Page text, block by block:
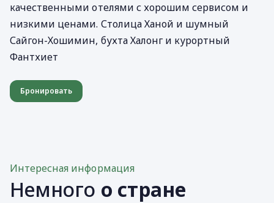
качественными отелями с хорошим сервисом и
низкими ценами. Столица Ханой и шумный
Сайгон-Хошимин, бухта Халонг и курортный
Фантхиет
Бронировать
Интересная информация
Немного о стране